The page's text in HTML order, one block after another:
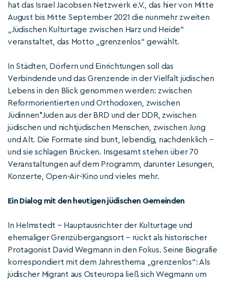
hat das Israel Jacobsen Netzwerk e.V., das hier von Mitte
August bis Mitte September 2021 die nunmehr zweiten
„Jüdischen Kulturtage zwischen Harz und Heide“
veranstaltet, das Motto „grenzenlos“ gewählt.
In Städten, Dörfern und Einrichtungen soll das
Verbindende und das Grenzende in der Vielfalt jüdischen
Lebens in den Blick genommen werden: zwischen
Reformorientierten und Orthodoxen, zwischen
Jüdinnen*Juden aus der BRD und der DDR, zwischen
jüdischen und nichtjüdischen Menschen, zwischen Jung
und Alt. Die Formate sind bunt, lebendig, nachdenklich –
und sie schlagen Brücken. Insgesamt stehen über 70
Veranstaltungen auf dem Programm, darunter Lesungen,
Konzerte, Open-Air-Kino und vieles mehr.
Ein Dialog mit den heutigen jüdischen Gemeinden
In Helmstedt – Hauptausrichter der Kulturtage und
ehemaliger Grenzübergangsort – rückt als historischer
Protagonist David Wegmann in den Fokus. Seine Biografie
korrespondiert mit dem Jahresthema „grenzenlos“: Als
jüdischer Migrant aus Osteuropa ließ sich Wegmann um